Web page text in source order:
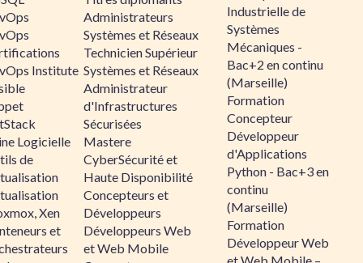
Institute
Logicielle
de
Xen
et
Administrateurs
Systèmes et Réseaux
Technicien Supérieur
Systèmes et Réseaux
Administrateur
d'Infrastructures
Sécurisées
Mastere
CyberSécurité et
Haute Disponibilité
Concepteurs et
Développeurs
Développeurs Web
et Web Mobile
Industrielle de
Systèmes
Mécaniques -
Bac+2 en continu
(Marseille)
Formation
Concepteur
Développeur
d'Applications
Python - Bac+3 en
continu
(Marseille)
Formation
Développeur Web